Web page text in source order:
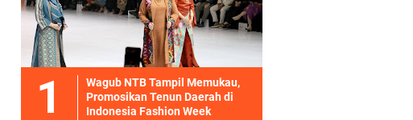
Wagub NTB Tampil Memukau,
Promosikan Tenun Daerah di
Indonesia Fashion Week